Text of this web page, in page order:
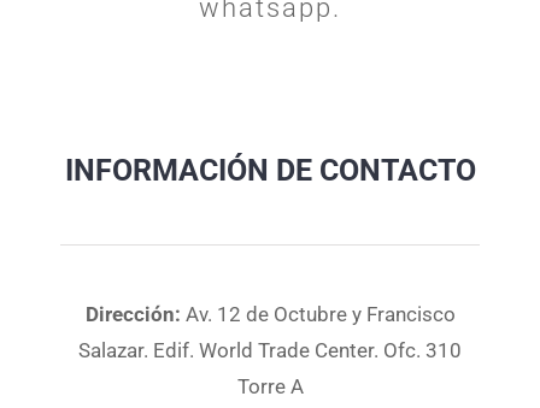
whatsapp.
INFORMACIÓN DE CONTACTO
Dirección: Av. 12 de Octubre y Francisco
Salazar. Edif. World Trade Center. Ofc. 310
Torre A